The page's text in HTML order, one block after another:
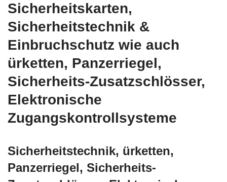
Sicherheitskarten,
Sicherheitstechnik &
Einbruchschutz wie auch
ürketten, Panzerriegel,
Sicherheits-Zusatzschlösser,
Elektronische
Zugangskontrollsysteme
Sicherheitstechnik, ürketten,
Panzerriegel, Sicherheits-